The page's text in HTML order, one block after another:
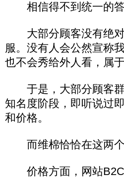
相信得不到统一的答
大部分顾客没有绝对
服。没有人会公然宣称
也不会秀给外人看，属
于是，大部分顾客群
知名度阶段，即听说过
和价格。
而维棉恰恰在这两个
价格方面，网站B2C